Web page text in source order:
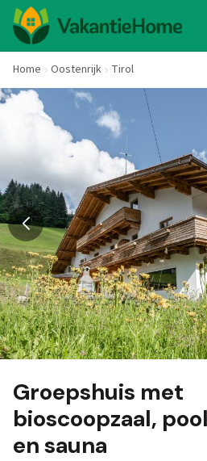
Home Oostenrijk Tirol
Groepshuis met
bioscoopzaal,
en sauna